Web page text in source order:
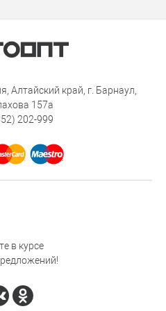
Алтайский край, г. Барнаул,
157а
202-999
в курсе